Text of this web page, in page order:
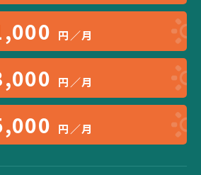
円／月
円／月
円／月